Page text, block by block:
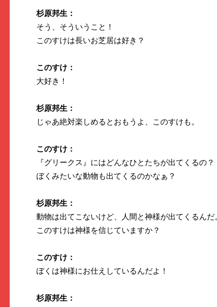
杉原邦生：
そう、そういうこと！
このすけは長いお芝居は好き？
このすけ：
大好き！
杉原邦生：
じゃあ絶対楽しめるとおもうよ、このすけも。
このすけ：
『グリークス』にはどんなひとたちが出てくるの？
ぼくみたいな動物も出てくるのかなぁ？
杉原邦生：
動物は出てこないけど、人間と神様が出てくるんだ
このすけは神様を信じていますか？
このすけ：
ぼくは神様にお仕えしているんだよ！
杉原邦生：